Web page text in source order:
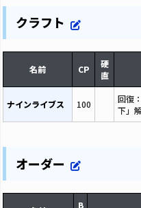
クラフト
名前 CP
硬
直
ナインライブス 100
回復
下」
オーダー
B